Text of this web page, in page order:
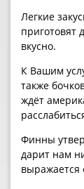
Легкие
приготовят
вкусно.
К Вашим
также
ждёт
Финны
дарит нам
выражается